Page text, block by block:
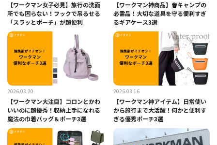
【ワークマン女子必見】旅行の洗面
所でも困らない！フックで吊るせる
「スラッとポーチ」が超便利
【ワークマン神商品】春キャンプの
必需品！大切な道具を守る便利すぎ
るギアケース3選
2026.03.20
【ワークマン大注目】コロンとかわ
いいのに超優秀！収納上手になれる
魔法の巾着バッグ＆ポーチ3選
2026.03.16
【ワークマン神アイテム】日常使い
から旅行まで大活躍！何かと便利す
ぎる優秀ポーチ3選